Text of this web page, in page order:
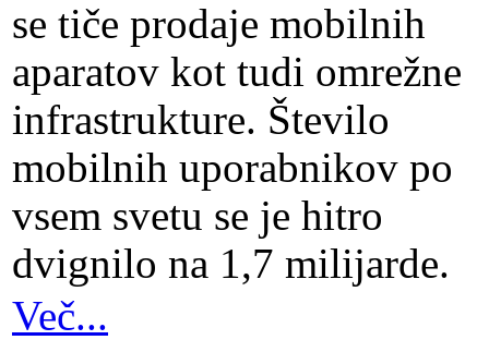
se tiče prodaje mobilnih
aparatov kot tudi omrežne
infrastrukture. Število
mobilnih uporabnikov po
vsem svetu se je hitro
dvignilo na 1,7 milijarde.
Več...